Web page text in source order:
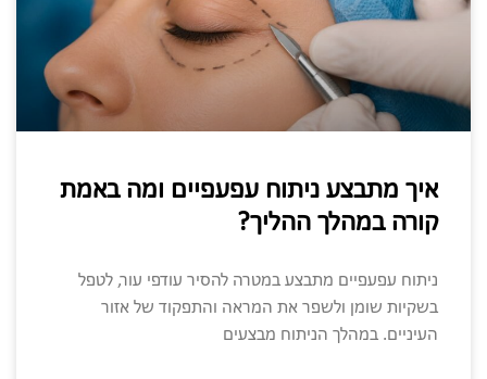
איך מתבצע ניתוח עפעפיים ומה באמת
קורה במהלך ההליך?
ניתוח עפעפיים מתבצע במטרה להסיר עודפי עור, לטפל
בשקיות שומן ולשפר את המראה והתפקוד של אזור
העיניים. במהלך הניתוח מבצעים